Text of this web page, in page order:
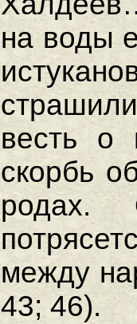
на воды
весть о
скорбь
родах.
между
43; 46).